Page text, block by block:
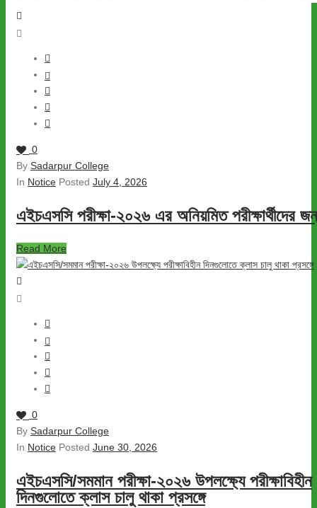
0
By Sadarpur College
In Notice Posted July 4, 2026
এইচএসসি পরীক্ষা-২০২৬ এর অনিয়মিত পরীক্ষার্থীদের
Read More
0
By Sadarpur College
In Notice Posted June 30, 2026
এইচএসসি/সমমান পরীক্ষা-২০২৬ উপলক্ষ্যে পরীক্ষাবিহীন
দিনগুলোতে ক্লাস চালু থাকা প্রসঙ্গে